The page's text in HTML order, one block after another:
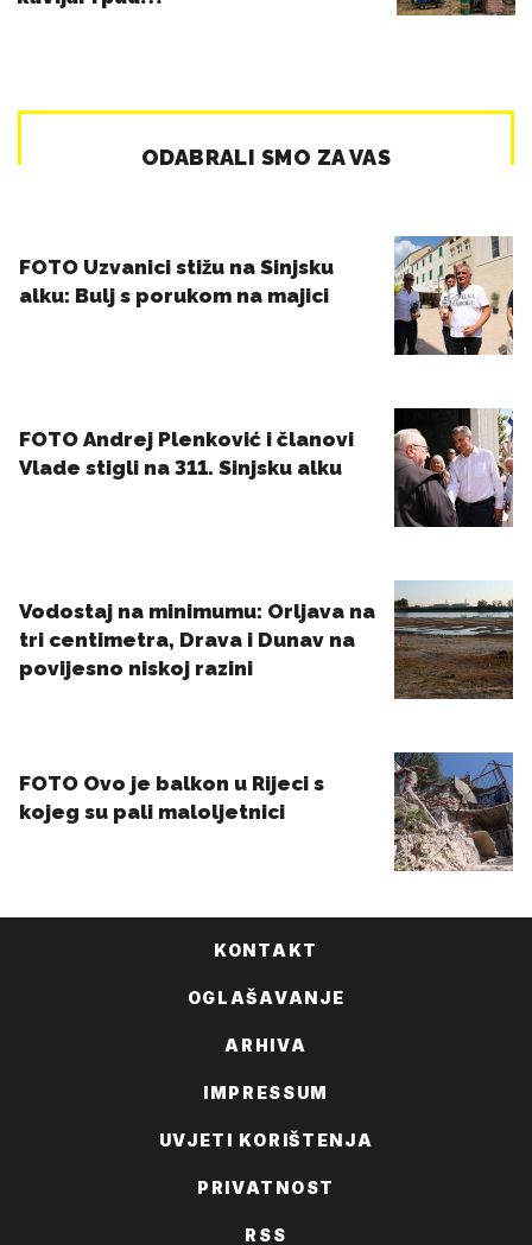
KONTAKT
OGLAŠAVANJE
ARHIVA
IMPRESSUM
UVJETI KORIŠTENJA
PRIVATNOST
RSS